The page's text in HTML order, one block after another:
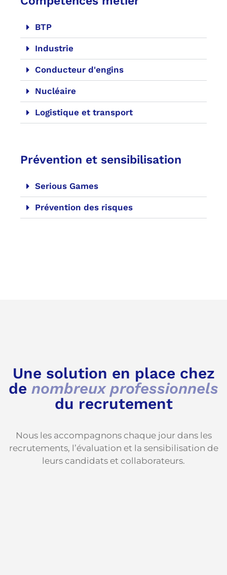
BTP
Industrie
Conducteur d'engins
Nucléaire
Logistique et transport
Prévention et sensibilisation
Serious Games
Prévention des risques
Une solution en place chez
de nombreux professionnels
du recrutement
Nous les accompagnons chaque jour dans les
recrutements, l’évaluation et la sensibilisation de
leurs candidats et collaborateurs.